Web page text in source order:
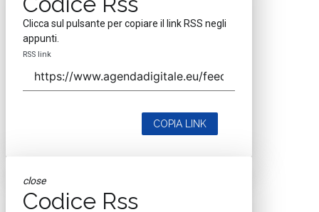
Clicca sul pulsante per copiare il link RSS negli
appunti.
RSS link
COPIA LINK
close
Codice Rss